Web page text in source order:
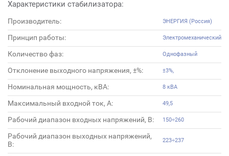
Характеристики стабилизатора:
Производитель: ЭНЕРГИЯ (Россия)
Принцип работы: Электромеханический
Количество фаз: Однофазный
Отклонение выходного напряжения, ±%: ±3%,
Номинальная мощность, кВА: 8 кВА
Максимальный входной ток, А: 49,5
Рабочий диапазон входных напряжений, В: 150÷260
Рабочий диапазон выходных напряжений,
В:
223÷237